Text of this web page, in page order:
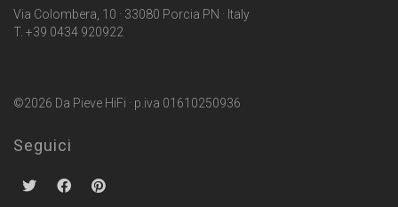
Via Colombera, 10 · 33080 Porcia PN · Italy
T. +39 0434 920922
©2026 Da Pieve HiFi · p.iva 01610250936
Seguici